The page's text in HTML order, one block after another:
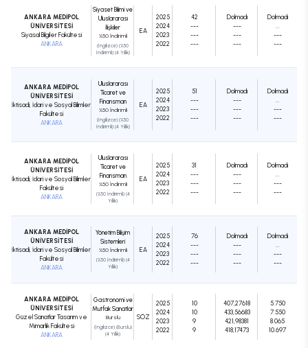
ANKARA MEDİPOL
ÜNİVERSİTESİ
Siyasal Bilgiler Fakültesi
ANKARA
Siyaset Bilimi ve
Uluslararası
İlişkiler
%50 İndirimli
(İngilizce) (%50
İndirimli) (4 Yıllık)
EA
2025
2024
2023
2022
42
---
---
---
Dolmadı
---
---
---
Dolmadı
---
---
ANKARA MEDİPOL
ÜNİVERSİTESİ
İktisadi, İdari ve Sosyal Bilimler
Fakültesi
ANKARA
Uluslararası
Ticaret ve
Finansman
%50 İndirimli
(İngilizce) (%50
İndirimli) (4 Yıllık)
EA
2025
2024
2023
2022
51
---
---
---
Dolmadı
---
---
---
Dolmadı
---
---
ANKARA MEDİPOL
ÜNİVERSİTESİ
İktisadi, İdari ve Sosyal Bilimler
Fakültesi
ANKARA
Uluslararası
Ticaret ve
Finansman
%50 İndirimli
(%50 İndirimli) (4
Yıllık)
EA
2025
2024
2023
2022
31
---
---
---
Dolmadı
---
---
---
Dolmadı
---
---
ANKARA MEDİPOL
ÜNİVERSİTESİ
İktisadi, İdari ve Sosyal Bilimler
Fakültesi
ANKARA
Yönetim Bilişim
Sistemleri
%50 İndirimli
(%50 İndirimli) (4
Yıllık)
EA
2025
2024
2023
2022
76
---
---
---
Dolmadı
---
---
---
Dolmadı
---
---
ANKARA MEDİPOL
ÜNİVERSİTESİ
Güzel Sanatlar Tasarım ve
Mimarlık Fakültesi
ANKARA
Gastronomi ve
Mutfak Sanatları
Burslu
(İngilizce) (Burslu)
(4 Yıllık)
SÖZ
2025
2024
2023
2022
10
10
9
9
407,27618
433,56683
421,98381
418,17473
5.750
7.550
8.065
10.697